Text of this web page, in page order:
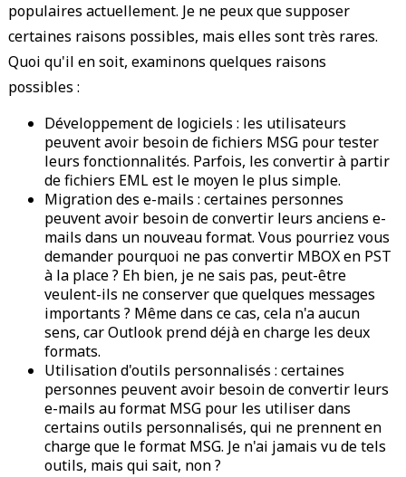
populaires actuellement. Je ne peux que supposer
certaines raisons possibles, mais elles sont très rares.
Quoi qu'il en soit, examinons quelques raisons
possibles :
Développement de logiciels : les utilisateurs
peuvent avoir besoin de fichiers MSG pour tester
leurs fonctionnalités. Parfois, les convertir à partir
de fichiers EML est le moyen le plus simple.
Migration des e-mails : certaines personnes
peuvent avoir besoin de convertir leurs anciens e-
mails dans un nouveau format. Vous pourriez vous
demander pourquoi ne pas convertir MBOX en PST
à la place ? Eh bien, je ne sais pas, peut-être
veulent-ils ne conserver que quelques messages
importants ? Même dans ce cas, cela n'a aucun
sens, car Outlook prend déjà en charge les deux
formats.
Utilisation d'outils personnalisés : certaines
personnes peuvent avoir besoin de convertir leurs
e-mails au format MSG pour les utiliser dans
certains outils personnalisés, qui ne prennent en
charge que le format MSG. Je n'ai jamais vu de tels
outils, mais qui sait, non ?